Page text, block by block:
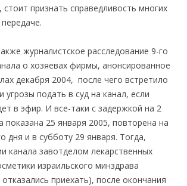
признать справедливость многих
журналистское расследование 9-го
о хозяевах фирмы, анонсированное
декабря 2004, после чего встретило
угрозы подать в суд на канал, если
в эфир. И все-таки с задержкой на 2
показана 25 января 2005, повторена на
дня и в субботу 29 января. Тогда,
канала завотделом лекарственных
израильского минздрава
приехать), после окончания